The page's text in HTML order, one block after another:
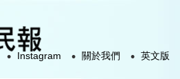
Instagram 關於我們 英文版